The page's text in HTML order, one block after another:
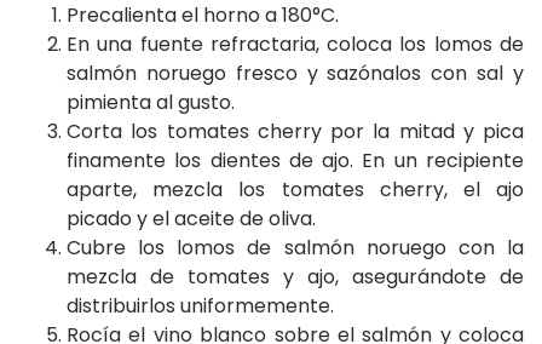
Precalienta el horno a 180°C.
En una fuente refractaria, coloca los lomos de
salmón noruego fresco y sazónalos con sal y
pimienta al gusto.
Corta los tomates cherry por la mitad y pica
finamente los dientes de ajo. En un recipiente
aparte, mezcla los tomates cherry, el ajo
picado y el aceite de oliva.
Cubre los lomos de salmón noruego con la
mezcla de tomates y ajo, asegurándote de
distribuirlos uniformemente.
Rocía el vino blanco sobre el salmón y coloca